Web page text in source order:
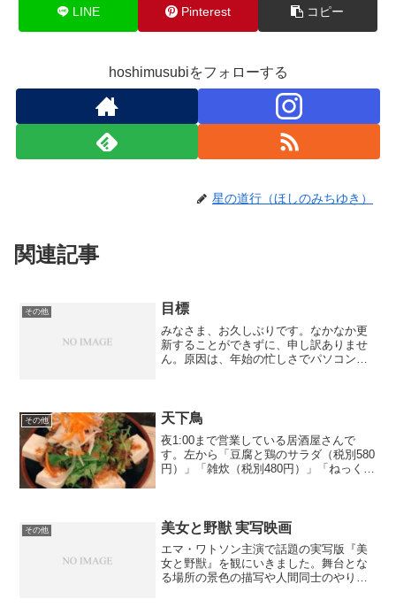
LINE Pinterest コピー
hoshimusubiをフォローする
星の道行（ほしのみちゆき）
関連記事
その他 目標
みなさま、お久しぶりです。なかなか更
新することができずに、申し訳ありませ
ん。原因は、年始の忙しさでパソコンを
んどん増やしていくことに...
その他 天下鳥
夜1:00まで営業している居酒屋さんで
す。左から「豆腐と鶏のサラダ（税別580
円）」「雑炊（税別480円）」「ねっく
店は、お通...
その他 美女と野獣 実写映画
エマ・ワトソン主演で話題の実写版『美
女と野獣』を観にいきました。舞台とな
る場所の景色の描写や人間同士のやり取